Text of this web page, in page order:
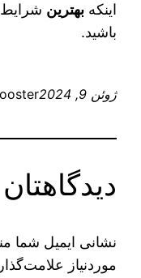
اینکهبهترین شرایط
باشید.
ژوئن 9, 2024
نشانی ایمیل شما
موردنیاز